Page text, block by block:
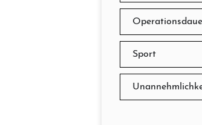
Sport